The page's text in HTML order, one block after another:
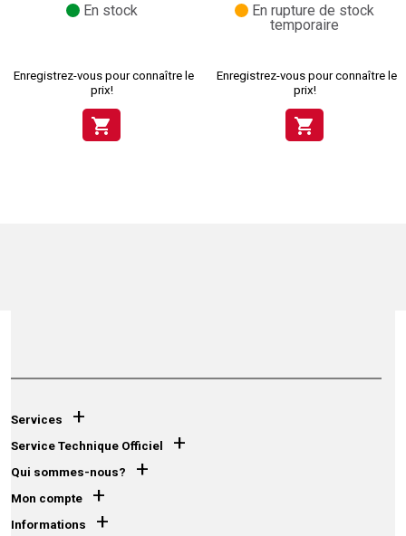
En stock
Enregistrez-vous pour connaître le
prix!
shopping_cart
En rupture de stock
temporaire
Enregistrez-vous pour connaître le
prix!
shopping_cart
Services +
Service Technique Officiel +
Qui sommes-nous? +
Mon compte +
Informations +